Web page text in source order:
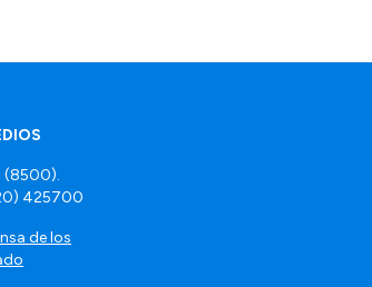
(8500).
425700
de los